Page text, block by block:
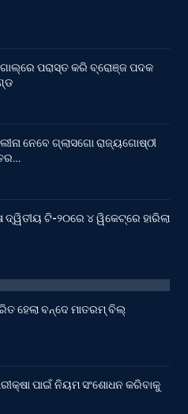
ପରାସ୍ତ କରି ବ୍ରୋଞ୍ଜ ପଦକ
ନେବେ ଗ୍ଲାସଗୋ ରାଜ୍ୟଗୋଷ୍ଠୀ
ଟି-୨୦ରେ ୪ ୱିକେଟ୍‌ରେ ହାରିଲା
ହେଲା ବନ୍ଦେ ମାତରମ୍‌ ବିଲ୍‌
ପାଇଁ ନିୟମ ସଂଶୋଧନ କରିବାକୁ